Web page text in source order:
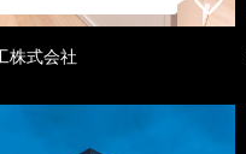
株式会社